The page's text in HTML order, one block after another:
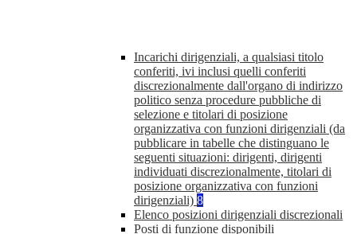
Incarichi dirigenziali, a qualsiasi titolo
conferiti, ivi inclusi quelli conferiti
discrezionalmente dall'organo di indirizzo
politico senza procedure pubbliche di
selezione e titolari di posizione
organizzativa con funzioni dirigenziali (da
pubblicare in tabelle che distinguano le
seguenti situazioni: dirigenti, dirigenti
individuati discrezionalmente, titolari di
posizione organizzativa con funzioni
dirigenziali) 8
Elenco posizioni dirigenziali discrezionali
Posti di funzione disponibili